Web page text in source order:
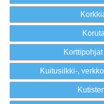
Kuitusilkki-,